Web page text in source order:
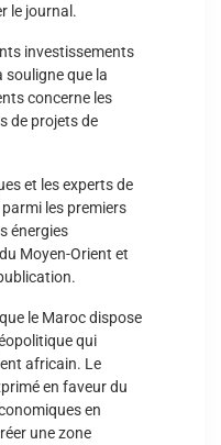
le journal.
investissements
souligne que la
concerne les
de projets de
et les experts de
parmi les premiers
énergies
Moyen-Orient et
le Maroc dispose
qui
africain. Le
en faveur du
en
une zone